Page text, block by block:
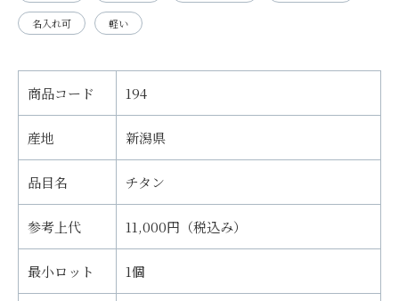
名入れ可 軽い
商品コード 194
産地 新潟県
品目名 チタン
参考上代 11,000円（税込み）
最小ロット 1個